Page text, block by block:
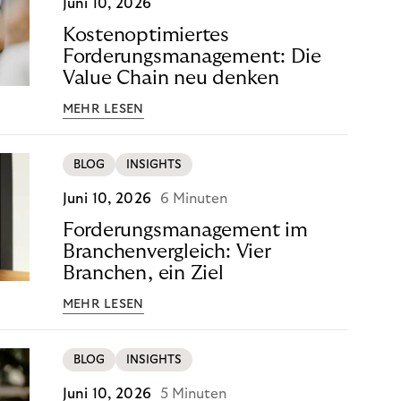
Juni 10, 2026
Kostenoptimiertes
Forderungsmanagement: Die
Value Chain neu denken
MEHR LESEN
BLOG INSIGHTS
Juni 10, 2026 6 Minuten
Forderungsmanagement im
Branchenvergleich: Vier
Branchen, ein Ziel
MEHR LESEN
BLOG INSIGHTS
Juni 10, 2026 5 Minuten